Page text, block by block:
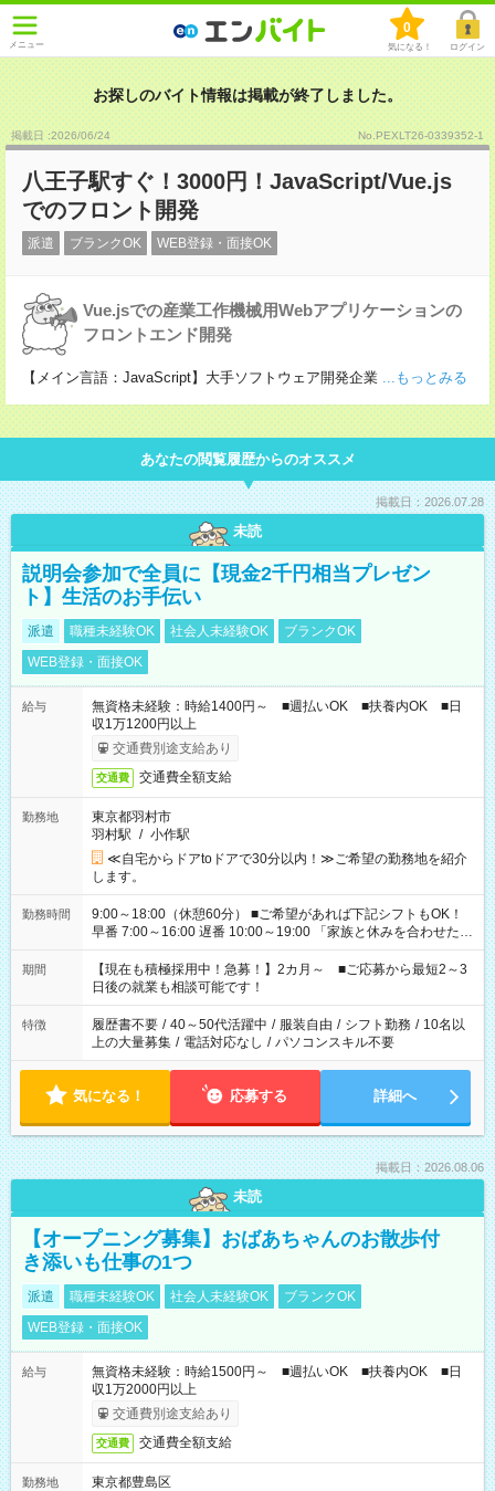
メニュー
0
気になる！ ログイン
お探しのバイト情報は掲載が終了しました。
掲載日 :2026/06/24 No.PEXLT26-0339352-1
八王子駅すぐ！3000円！JavaScript/Vue.js
でのフロント開発
派遣 ブランクOK WEB登録・面接OK
Vue.jsでの産業工作機械用Webアプリケーションの
フロントエンド開発
【メイン言語：JavaScript】大手ソフトウェア開発企業 ...もっとみる
あなたの閲覧履歴からのオススメ
掲載日：2026.07.28
未読
説明会参加で全員に【現金2千円相当プレゼン
ト】生活のお手伝い
派遣 職種未経験OK 社会人未経験OK
ブランクOK
WEB登録・面接OK
給与
無資格未経験：時給1400円～ ■週払いOK ■扶養内OK ■日
収1万1200円以上
交通費別途支給あり
交通費 交通費全額支給
勤務地
東京都羽村市
羽村駅 / 小作駅
≪自宅からドアtoドアで30分以内！≫ご希望の勤務地を紹介
します。
勤務時間
9:00～18:00（休憩60分） ■ご希望があれば下記シフトもOK！
早番 7:00～16:00 遅番 10:00～19:00 「家族と休みを合わせた
い」 「余裕を持って夕飯の準備がしたい」 「できれば残業はし
たくない」 など、ご希望を教えてくださいね。 ※Wワーク希望
の方へ 今ご覧のお仕事で希望する勤務時間と、もう1つのお仕事
の勤務時間。 合計で週40時間を超える場合は応募できません。
期間
【現在も積極採用中！急募！】2カ月～ ■ご応募から最短2～3
日後の就業も相談可能です！
特徴 履歴書不要 / 40～50代活躍中 / 服装自由 / シフト勤務 / 10名以
上の大量募集 / 電話対応なし / パソコンスキル不要
気になる！ 応募する 詳細へ
掲載日：2026.08.06
未読
【オープニング募集】おばあちゃんのお散歩付
き添いも仕事の1つ
派遣 職種未経験OK 社会人未経験OK
ブランクOK
WEB登録・面接OK
給与
無資格未経験：時給1500円～ ■週払いOK ■扶養内OK ■日
収1万2000円以上
交通費別途支給あり
交通費 交通費全額支給
勤務地
東京都豊島区